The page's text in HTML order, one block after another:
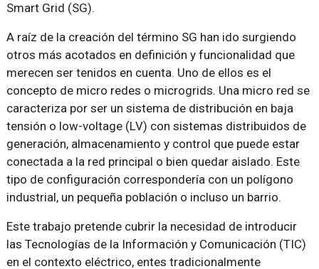
Smart Grid (SG).
A raíz de la creación del término SG han ido surgiendo
otros más acotados en definición y funcionalidad que
merecen ser tenidos en cuenta. Uno de ellos es el
concepto de micro redes o microgrids. Una micro red se
caracteriza por ser un sistema de distribución en baja
tensión o low-voltage (LV) con sistemas distribuidos de
generación, almacenamiento y control que puede estar
conectada a la red principal o bien quedar aislado. Este
tipo de configuración correspondería con un polígono
industrial, un pequeña población o incluso un barrio.
Este trabajo pretende cubrir la necesidad de introducir
las Tecnologías de la Información y Comunicación (TIC)
en el contexto eléctrico, entes tradicionalmente